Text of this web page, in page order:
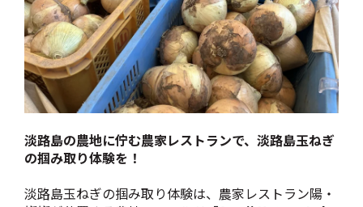
淡路島の農地に佇む農家レストランで、淡路島玉ねぎ
の掴み取り体験を！
淡路島玉ねぎの掴み取り体験は、農家レストラン陽・